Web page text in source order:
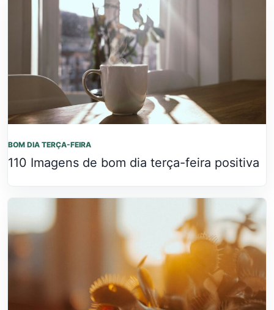
BOM DIA TERÇA-FEIRA
110 Imagens de bom dia terça-feira positiva